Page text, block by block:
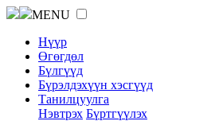
MENU
Нүүр
Өгөгдөл
Бүлгүүд
Бүрэлдэхүүн хэсгүүд
Танилцуулга
Нэвтрэх Бүртгүүлэх